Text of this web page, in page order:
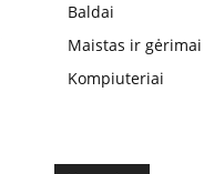
Baldai
Maistas ir gėrimai
Kompiuteriai